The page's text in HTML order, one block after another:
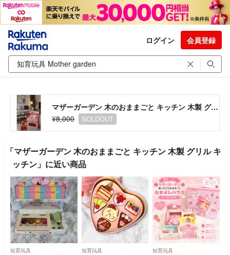
ログイン 会員登録
マザーガーデン 木のおままごと キッチン 木製 グリル キッチン
¥8,000
SOLDOUT
「マザーガーデン 木のおままごと キッチン 木製 グリル キ
ッチン」に近い商品
知育玩具 知育玩具 知育玩具